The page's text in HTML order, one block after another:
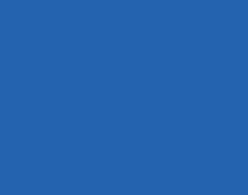
erhalten Sie
Unterlagen die zu
notwendig